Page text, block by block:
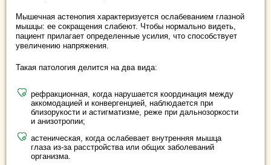
Мышечная астенопия характеризуется ослабеванием глазной
мышцы: ее сокращения слабеют. Чтобы нормально видеть,
пациент прилагает определенные усилия, что способствует
увеличению напряжения.
Такая патология делится на два вида:
рефракционная, когда нарушается координация между
аккомодацией и конвергенцией, наблюдается при
близорукости и астигматизме, реже при дальнозоркости
и анизотропии;
астеническая, когда ослабевает внутренняя мышца
глаза из-за расстройства или общих заболеваний
организма.